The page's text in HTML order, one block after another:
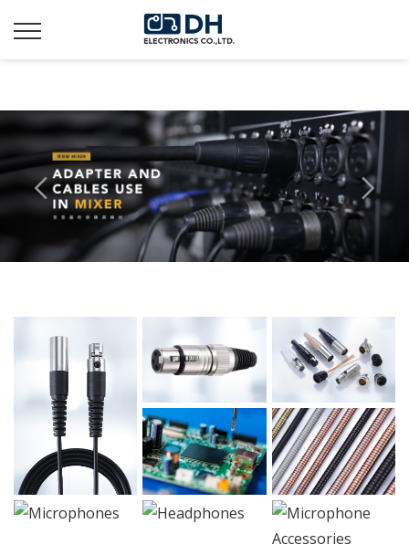
Additionally, paste this code immediately after the opening
tag: